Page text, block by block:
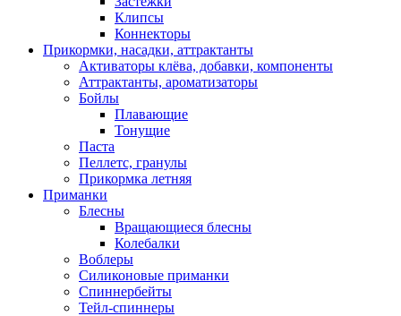
Клипсы
Коннекторы
Прикормки, насадки, аттрактанты
Активаторы клёва, добавки, компоненты
Аттрактанты, ароматизаторы
Бойлы
Плавающие
Тонущие
Паста
Пеллетс, гранулы
Прикормка летняя
Приманки
Блесны
Вращающиеся блесны
Колебалки
Воблеры
Силиконовые приманки
Спиннербейты
Тейл-спиннеры